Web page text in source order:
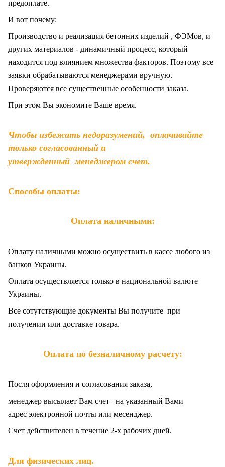
предоплате.
И вот почему:
Производство и реализация бетонних изделий , ФЭМов, и
других материалов - динамичный процесс, который
находится под влиянием множества факторов. Поэтому все
заявки обрабатываются менеджерами вручную.
Проверяются все существенные особенности заказа.
При этом Вы экономите Ваше время.
Чтобы избежать недоразумений, оплачивайте
только согласованный и
утвержденный менеджером счет.
Способы оплаты:
Оплата наличными:
Оплату наличными можно осуществить в кассе любого из
банков Украины.
Оплата осуществляется только в национальной валюте
Украины.
Все сотутствующие документы Вы получите при
получении или доставке товара.
Оплата по безналичному расчету:
Посля оформления и согласования заказа,
менеджер высылает Вам счет на указанный Вами
адрес электронной почты или месенджер.
Счет действителен в течение 2-х рабочих дней.
Для физических лиц.